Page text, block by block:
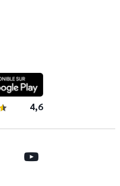
4,6sur 5 étoiles
Youtube